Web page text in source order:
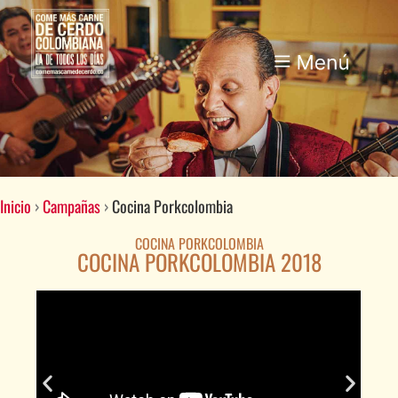
Inicio ›Campañas›Cocina Porkcolombia
COCINA PORKCOLOMBIA
COCINA PORKCOLOMBIA 2018